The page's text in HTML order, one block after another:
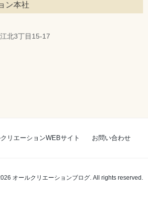
ン本社
北3丁目15-17
リエーションWEBサイト お問い合わせ
オールクリエーションブログ. All rights reserved.